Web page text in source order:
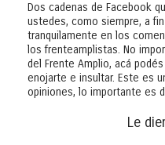
Dos cadenas de Facebook
ustedes, como siempre, a
tranquilamente en los
los frenteamplistas. No
del Frente Amplio, acá
enojarte e insultar. Este es
opiniones, lo importante es
Le